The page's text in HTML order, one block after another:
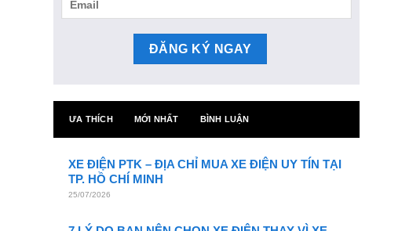
ƯA THÍCH MỚI NHẤT BÌNH LUẬN
XE ĐIỆN PTK – ĐỊA CHỈ MUA XE ĐIỆN UY TÍN TẠI
TP. HỒ CHÍ MINH
25/07/2026